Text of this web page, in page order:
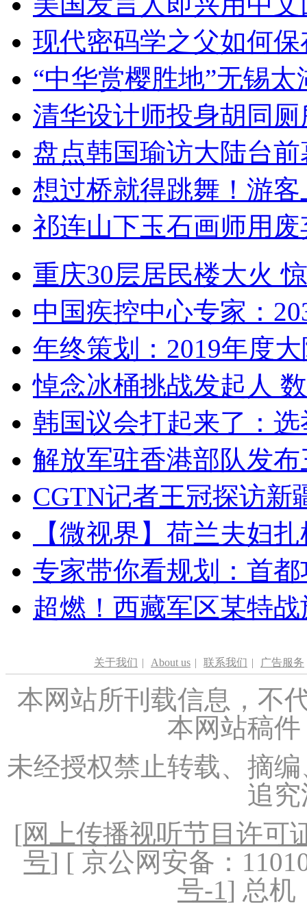
现代密码学之父如何
“中华赏樱胜地”无锡
清华设计师投身胡同
盘点韩国瑜访大陆台
想过桥就得跳舞！游客
祁连山下玉石画师用
重庆30层居民楼大火
中国疾控中心专家：
年终策划：2019年度
悼念冰桶挑战发起人
韩国议会打起来了：
解放军驻香港部队发
CGTN记者王冠探访新
【微视界】荷兰夫妇
专家带你看规划：首
超燃！西藏军区某特
关于我们 | About us | 联系我们 | 广告服务
本网站所刊载信息，不
本网站稿
未经授权禁止转载、摘
追
[网上传播视听节目许可
号] [ 京公网安备：
号-1] 总机